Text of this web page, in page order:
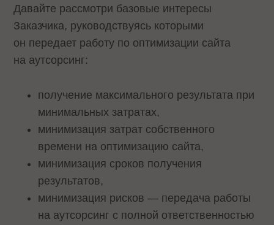
Давайте рассмотри базовые интересы
Заказчика, руководствуясь которыми
он передает работу по оптимизации сайта
на аутсорсинг:
получение максимального результата при
минимальных затратах,
минимизация затрат собственного
времени на оптимизацию сайта,
минимизация сроков получения
результатов,
минимизация рисков — передача работы
на аутсорсинг с полной ответственностью